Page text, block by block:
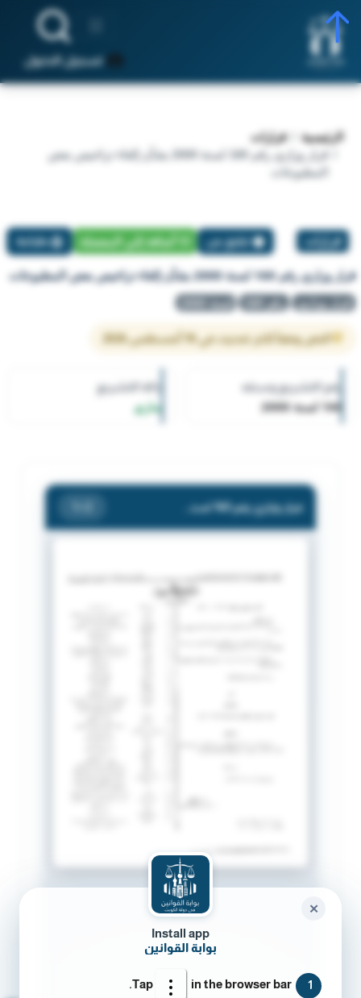
تسجيل الدخول
الرئيسية
قرارات
قرار وزاري رقم 160 لسنة 2000 بشأن إلغاء تراخيص بعض
المطبوعات
قرارات تبليغ عن أضافة إلي المفضلة طباعة
قرار وزاري رقم 160 لسنة 2000 بشأن إلغاء تراخيص بعض المطبوعات
قرار وزاري رقم 160 لسنة 2000
النص وفقاً لآخر تحديث في 10 أغسطس 2026
رقم التشريع وسنته
160 لسنة 2000
حالة التشريع
ساري
Install app
بوابة القوانين
1
Tap in the browser bar.
✕